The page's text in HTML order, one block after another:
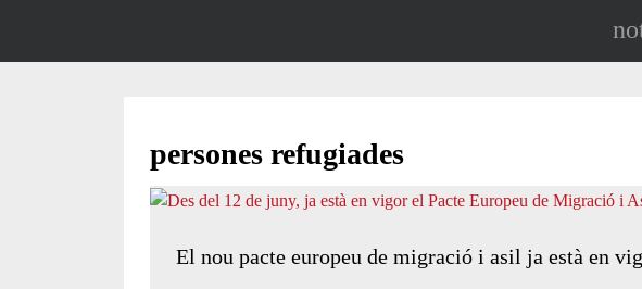
persones refugiades
El nou pacte europeu de migració i asil ja està en